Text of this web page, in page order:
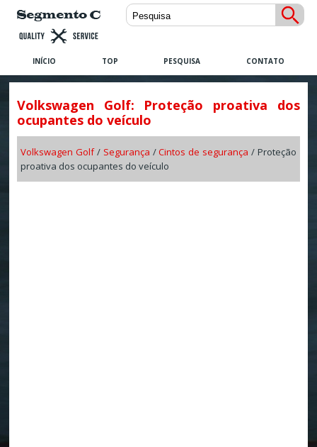
INÍCIO TOP PESQUISA CONTATO
Volkswagen Golf: Proteção proativa dos
ocupantes do veículo
Volkswagen Golf/ Segurança /Cintos de segurança / Proteção
proativa dos ocupantes do veículo